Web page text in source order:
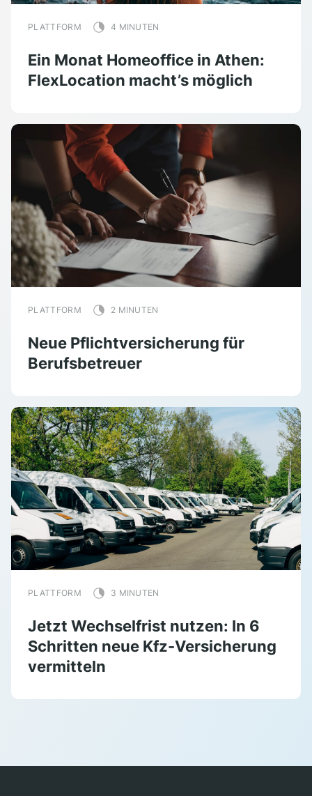
PLATTFORM 4 MINUTEN
Ein Monat Homeoffice in Athen:
FlexLocation macht’s möglich
PLATTFORM 2 MINUTEN
Neue Pflichtversicherung für
Berufsbetreuer
PLATTFORM 3 MINUTEN
Jetzt Wechselfrist nutzen: In 6
Schritten neue Kfz-Versicherung
vermitteln